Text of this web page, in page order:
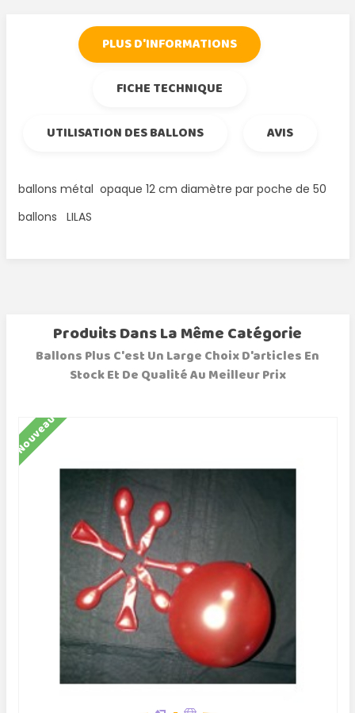
PLUS D'INFORMATIONS
FICHE TECHNIQUE
UTILISATION DES BALLONS
AVIS
ballons métal opaque 12 cm diamètre par poche de 50
ballons LILAS
Produits Dans La Même Catégorie
Ballons Plus C'est Un Large Choix D'articles En
Stock Et De Qualité Au Meilleur Prix
Nouveau